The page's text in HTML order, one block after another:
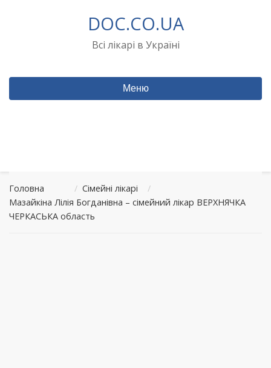
DOC.CO.UA
Всі лікарі в Україні
Меню
Головна / Сімейні лікарі
/
Мазайкіна Лілія Богданівна – сімейний лікар ВЕРХНЯЧКА
ЧЕРКАСЬКА область